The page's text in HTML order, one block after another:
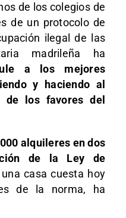
de los colegios de
de un protocolo de
ilegal de las
madrileña ha
a los mejores
y haciendo al
de los favores del
alquileres en dos
de la Ley de
casa cuesta hoy
de la norma, ha